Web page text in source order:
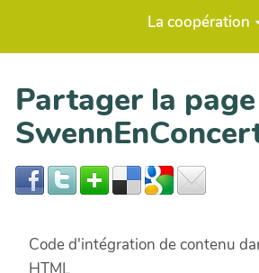
La coopération
Partager la page
Code d'intégration de contenu